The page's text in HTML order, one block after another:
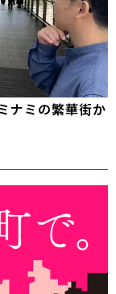
ナミの繁華街か